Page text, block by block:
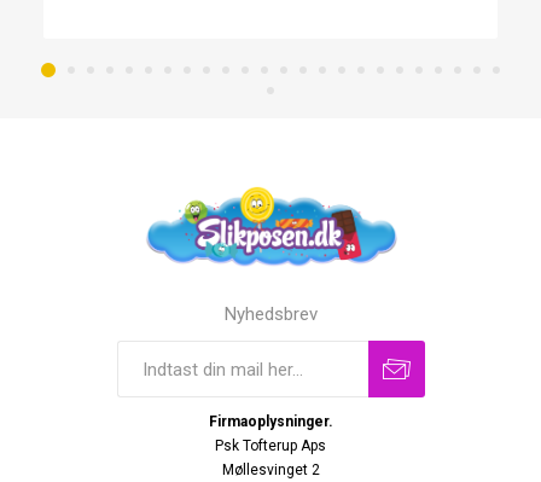
Nyhedsbrev
Firmaoplysninger.
Psk Tofterup Aps
Møllesvinget 2